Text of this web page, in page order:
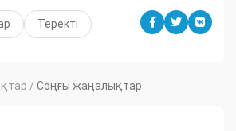
Теректі
/ Соңғы жаңалықтар